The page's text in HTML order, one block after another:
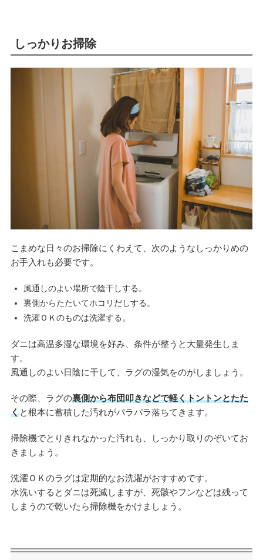
しっかりお掃除
こまめな日々のお掃除にくわえて、次のようなしっかりめの
お手入れも必要です。
風通しのよい場所で陰干しする。
裏側からたたいてホコリだしする。
洗濯ＯＫのものは洗濯する。
ダニは高温多湿な環境を好み、条件が整うと大量発生しま
す。
風通しのよい日陰に干して、ラグの湿気をのがしましょう。
その際、ラグの裏側から布団叩きなどで軽くトントンとたた
くと根本に蓄積した汚れがパラパラ落ちてきます。
掃除機でとりきれなかった汚れも、しっかり取りのぞいてお
きましょう。
洗濯ＯＫのラグは定期的なお洗濯がおすすめです。
水洗いするとダニは死滅しますが、死骸やフンなどは残って
しまうので乾いたら掃除機をかけましょう。